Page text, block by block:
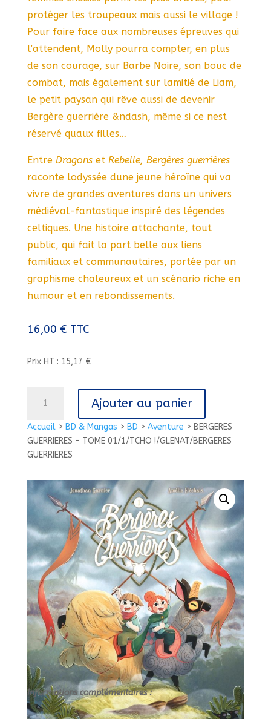
Accueil> BD & Mangas > BD > Aventure > BERGERES
GUERRIERES – TOME 01/1/TCHO !/GLENAT/BERGERES
GUERRIERES
protéger les troupeaux mais aussi le village !
Pour faire face aux nombreuses épreuves qui
l’attendent, Molly pourra compter, en plus
de son courage, sur Barbe Noire, son bouc de
combat, mais également sur lamitié de Liam,
le petit paysan qui rêve aussi de devenir
Bergère guerrière &ndash, même si ce nest
réservé quaux filles…
EntreDragons etRebelle, Bergères guerrières
raconte lodyssée dune jeune héroïne qui va
vivre de grandes aventures dans un univers
médiéval-fantastique inspiré des légendes
celtiques. Une histoire attachante, tout
public, qui fait la part belle aux liens
familiaux et communautaires, portée par un
graphisme chaleureux et un scénario riche en
humour et en rebondissements.
16,00 € TTC
Prix HT : 15,17 €
BERGERES
GUERRIERES
-
!/GLENAT/BERGERES
GUERRIERES
Ajouter au panier
Informations complémentaires :